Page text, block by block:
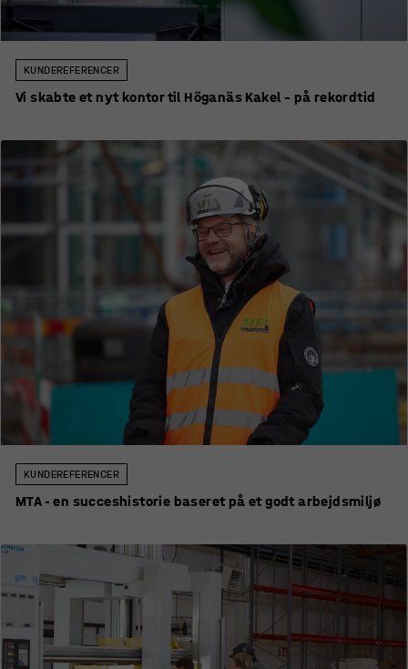
KUNDEREFERENCER
Vi skabte et nyt kontor til Höganäs Kakel – på rekordtid
KUNDEREFERENCER
MTA - en succeshistorie baseret på et godt arbejdsmiljø